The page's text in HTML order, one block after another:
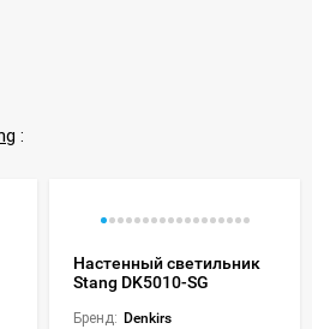
:
Настенный светильник
Stang DK5010-SG
Бренд: Denkirs